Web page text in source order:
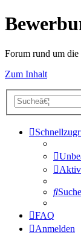
Forum rund um
Zum Inhalt
Suche
FAQ
Anmelden